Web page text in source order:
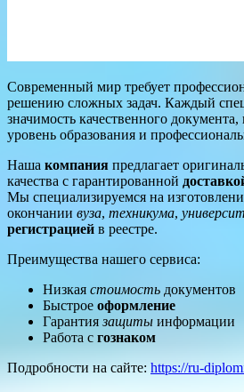
Современный мир требует
решению сложных задач. Каждый
значимость качественного
уровень образования и
Наша компания предлагает
качества с гарантированной
Мы специализируемся на
окончании вуза, техникума,
регистрацией в реестре.
Преимущества нашего сервиса:
Низкая стоимость документов
Быстрое оформление
Гарантия защиты информации
Работа с гознаком
Подробности на сайте: https://ru-